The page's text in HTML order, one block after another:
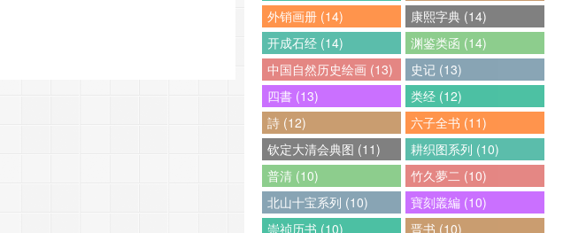
外销画册 (14)
康熙字典 (14)
开成石经 (14)
渊鉴类函 (14)
中国自然历史绘画 (13)
史记 (13)
四書 (13)
类经 (12)
詩 (12)
六子全书 (11)
钦定大清会典图 (11)
耕织图系列 (10)
普清 (10)
竹久夢二 (10)
北山十宝系列 (10)
寶刻叢編 (10)
崇祯历书 (10)
晋书 (10)